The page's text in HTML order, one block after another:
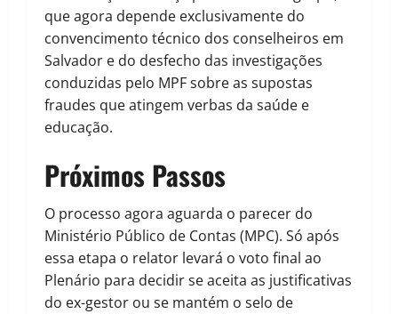
que agora depende exclusivamente do
convencimento técnico dos conselheiros em
Salvador e do desfecho das investigações
conduzidas pelo MPF sobre as supostas
fraudes que atingem verbas da saúde e
educação.
Próximos Passos
O processo agora aguarda o parecer do
Ministério Público de Contas (MPC). Só após
essa etapa o relator levará o voto final ao
Plenário para decidir se aceita as justificativas
do ex-gestor ou se mantém o selo de